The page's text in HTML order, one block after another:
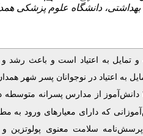
دانشگاه علوم پزشکی
و تمایل به اعتیاد است و باعث
به اعتیاد در نوجوانان پسر شهر همدان در
که دارای معیارهای ورود به
سلامت معنوی پولوتزین و